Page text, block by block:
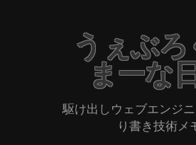
うぇぶろ
まーな
駆け出しウェブエンジ
り書き技術メ